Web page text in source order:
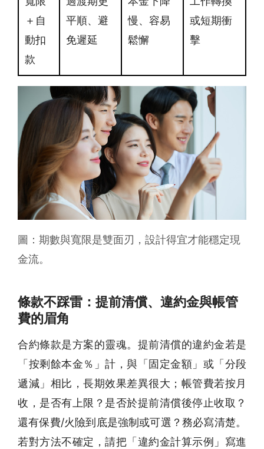
＋自
動扣
款
平順、避
免遲延
慢、容易
鬆懈
或短期衝
擊
圖：期數與寬限是雙面刃，設計得宜才能穩定現
金流。
條款不踩雷：提前清償、違約金與帳管
費的眉角
合約條款是方案的靈魂。提前清償的違約金若是
「按剩餘本金％」計，與「固定金額」或「分段
遞減」相比，長期效果差異很大；帳管費若按月
收，是否有上限？是否於提前清償後停止收取？
還有保費/火險到底是強制或可選？務必寫清楚。
若對方法不確定，請把「違約金計算示例」寫進